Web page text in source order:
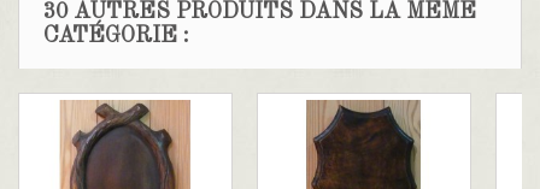
30 AUTRES PRODUITS DANS LA MÊME
CATÉGORIE :